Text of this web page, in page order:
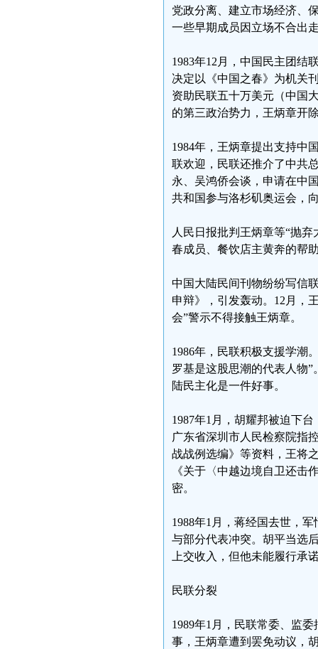
党政分离、建立市场经济、
一些早期成员因立场不合出
1983年12月，中国民主团结
决定以《中国之春》为机关
资助民联五十万美元（中国
的第三政治势力，王炳章开
1984年，王炳章提出支持中
联欢迎，民联还推介了中共
永、吴鸿侨会谈，申请在中
共和国参与洛杉矶奥运会，
人民日报批判王炳章等“抛
春成员、餐饮店主黄奔的帮
中国大陆民间刊物纷纷写信
申辩》，引发轰动。12月，
会”警示不得接触王炳章。
1986年，民联积极支援学潮
罗基是这股思潮的代表人物
陆民主化是一件好事。
1987年1月，胡耀邦被迫下
广东省深圳市人民检察院指
战战例选编》等资料，王将
《关于〈中越边境自卫还击
密。
1988年1月，蒋经国去世，
与部分代表冲突。胡平当选
上交收入，但他未能履行承
民联分裂
1989年1月，民联常委、监
事，王炳章遭到罢免动议，